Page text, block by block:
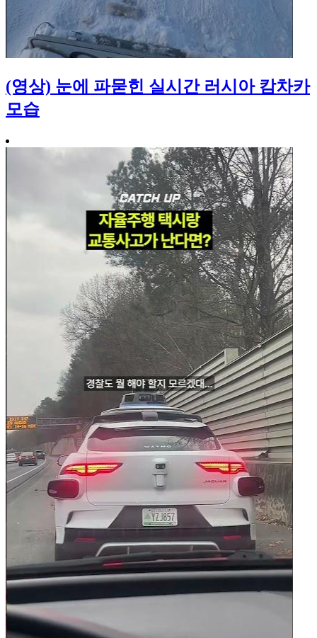
(영상) 눈에 파묻힌 실시간 러시아 캄차카
모습